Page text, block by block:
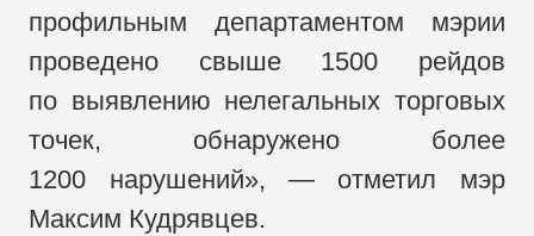
профильным департаментом мэрии
проведено свыше 1500 рейдов
по выявлению нелегальных торговых
точек, обнаружено более
1200 нарушений», — отметил мэр
Максим Кудрявцев.